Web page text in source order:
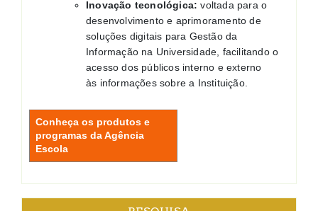
Inovação tecnológica: voltada para o
desenvolvimento e aprimoramento de
soluções digitais para Gestão da
Informação na Universidade, facilitando o
acesso dos públicos interno e externo
às informações sobre a Instituição.
Conheça os produtos e
programas da Agência
Escola